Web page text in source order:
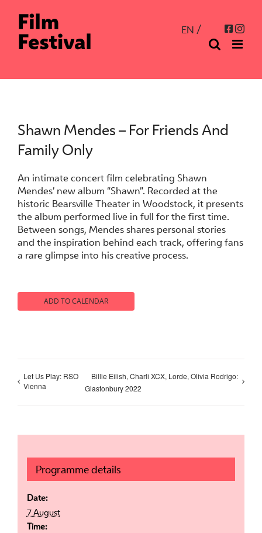
content
EN
Shawn Mendes – For Friends And
Family Only
An intimate concert film celebrating Shawn
Mendes’ new album “Shawn”. Recorded at the
historic Bearsville Theater in Woodstock, it presents
the album performed live in full for the first time.
Between songs, Mendes shares personal stories
and the inspiration behind each track, offering fans
a rare glimpse into his creative process.
ADD TO CALENDAR
Let Us Play: RSO
Vienna
Billie Eilish, Charli XCX, Lorde, Olivia Rodrigo:
Glastonbury 2022
Programme details
Date:
7 August
Time: